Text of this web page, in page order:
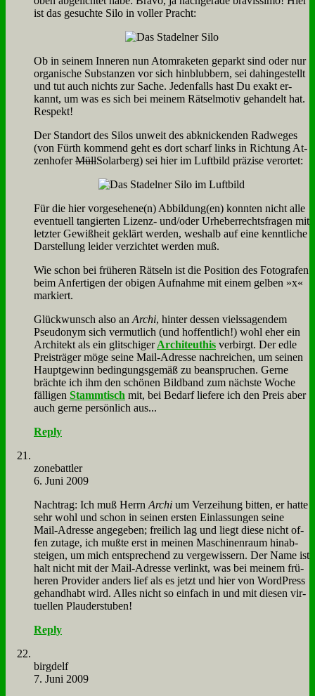
ist das ge­such­te Si­lo in vol­ler Pracht:
Ob in sei­nem In­ne­ren nun Atom­ra­ke­ten ge­parkt sind oder nur
or­ga­ni­sche Sub­stan­zen vor sich hin­blub­bern, sei da­hin­ge­stellt
und tut auch nichts zur Sa­che. Je­den­falls hast Du ex­akt er­
kannt, um was es sich bei mei­nem Rät­sel­mo­tiv ge­han­delt hat.
Re­spekt!
Der Stand­ort des Si­los un­weit des ab­knicken­den Rad­we­ges
(von Fürth kom­mend geht es dort scharf links in Rich­tung At­
zen­ho­ferMüllSo­lar­berg) sei hier im Luft­bild prä­zi­se ver­or­tet:
Für die hier vorgesehene(n) Abbildung(en) konn­ten nicht al­le
even­tu­ell tan­gier­ten Li­zenz- und/oder Ur­he­ber­rechts­fra­gen mit
letz­ter Ge­wiß­heit ge­klärt wer­den, wes­halb auf ei­ne kennt­li­che
Dar­stel­lung lei­der ver­zich­tet wer­den muß.
Wie schon bei frü­he­ren Rät­seln ist die Po­si­ti­on des Fo­to­gra­fen
beim An­fer­ti­gen der obi­gen Auf­nah­me mit ei­nem gel­ben »x«
mar­kiert.
Glück­wunsch al­so an Ar­chi, hin­ter des­sen viels­sa­gen­dem
Pseud­onym sich ver­mut­lich (und hof­fent­lich!) wohl eher ein
Ar­chi­tekt als ein glit­schi­gerAr­chi­teut­his ver­birgt. Der ed­le
Preis­trä­ger mö­ge sei­ne Mail-Adres­se nach­rei­chen, um sei­nen
Haupt­ge­winn be­din­gungs­ge­mäß zu be­an­spru­chen. Ger­ne
bräch­te ich ihm den schö­nen Bild­band zum näch­ste Wo­che
fäl­li­gen Stamm­tisch mit, bei Be­darf lie­fe­re ich den Preis aber
auch ger­ne per­sön­lich aus...
Reply
zone­batt­ler
6. Juni 2009
Nach­trag: Ich muß Herrn Ar­chi um Ver­zei­hung bit­ten, er hat­te
sehr wohl und schon in sei­nen er­sten Ein­las­sun­gen sei­ne
Mail-Adres­se an­ge­ge­ben; frei­lich lag und liegt die­se nicht of­
fen zu­ta­ge, ich muß­te erst in mei­nen Ma­schi­nen­raum hin­ab­
stei­gen, um mich ent­spre­chend zu ver­ge­wis­sern. Der Na­me ist
halt nicht mit der Mail-Adres­se ver­linkt, was bei mei­nem frü­
he­ren Pro­vi­der an­ders lief als es jetzt und hier von Word­Press
ge­hand­habt wird. Al­les nicht so ein­fach in und mit die­sen vir­
tu­el­len Plau­der­stu­ben!
Reply
birgd­elf
7. Juni 2009